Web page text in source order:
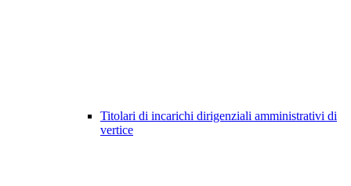
Titolari di incarichi dirigenziali amministrativi di
vertice